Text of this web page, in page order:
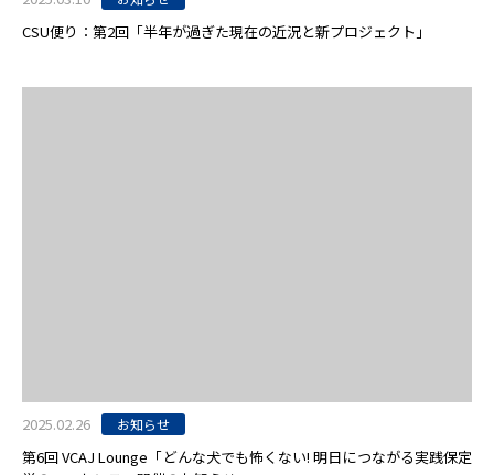
CSU便り：第2回「半年が過ぎた現在の近況と新プロジェクト」
2025.02.26 お知らせ
第6回 VCAJ Lounge「どんな犬でも怖くない! 明日につながる実践保定